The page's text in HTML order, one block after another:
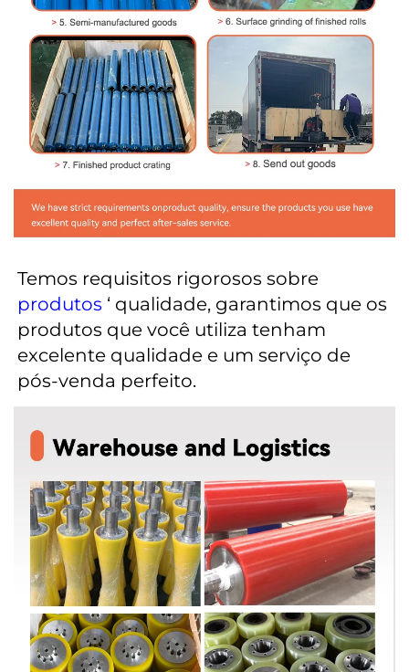
produtos ‘ qualidade, garantimos que os
produtos que você utiliza tenham
excelente qualidade e um serviço de
pós-venda perfeito.